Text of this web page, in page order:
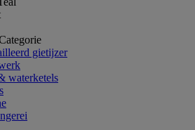
gietijzer
waterketels